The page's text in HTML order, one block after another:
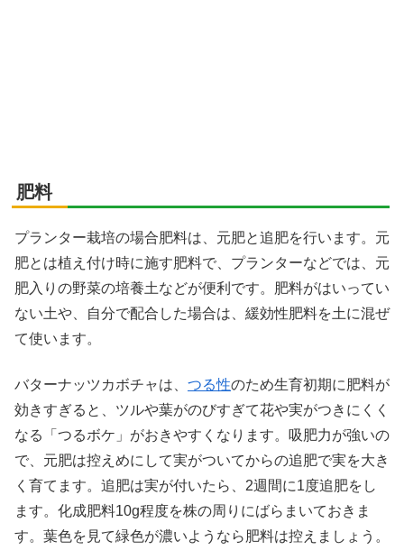
肥料
プランター栽培の場合肥料は、元肥と追肥を行います。元
肥とは植え付け時に施す肥料で、プランターなどでは、元
肥入りの野菜の培養土などが便利です。肥料がはいってい
ない土や、自分で配合した場合は、緩効性肥料を土に混ぜ
て使います。
バターナッツカボチャは、 つる性のため生育初期に肥料が
効きすぎると、ツルや葉がのびすぎて花や実がつきにくく
なる「つるボケ」がおきやすくなります。吸肥力が強いの
で、元肥は控えめにして実がついてからの追肥で実を大き
く育てます。追肥は実が付いたら、2週間に1度追肥をし
ます。化成肥料10g程度を株の周りにばらまいておきま
す。葉色を見て緑色が濃いようなら肥料は控えましょう。